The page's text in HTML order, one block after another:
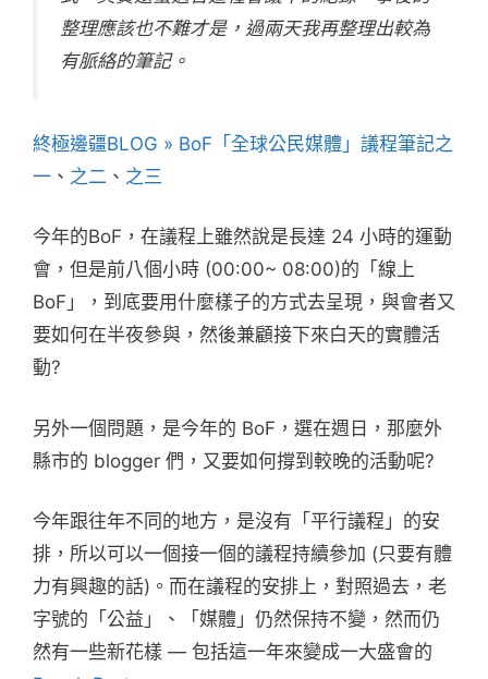
整理應該也不難才是，過兩天我再整理出較為
有脈絡的筆記。
終極邊疆BLOG » BoF「全球公民媒體」議程筆記之
一 、 之二 、 之三
今年的BoF，在議程上雖然說是長達 24 小時的運動
會，但是前八個小時 (00:00~ 08:00)的「線上
BoF」，到底要用什麼樣子的方式去呈現，與會者又
要如何在半夜參與，然後兼顧接下來白天的實體活
動?
另外一個問題，是今年的 BoF，選在週日，那麼外
縣市的 blogger 們，又要如何撐到較晚的活動呢?
今年跟往年不同的地方，是沒有「平行議程」的安
排，所以可以一個接一個的議程持續參加 (只要有體
力有興趣的話)。而在議程的安排上，對照過去，老
字號的「公益」、「媒體」仍然保持不變，然而仍
然有一些新花樣 — 包括這一年來變成一大盛會的